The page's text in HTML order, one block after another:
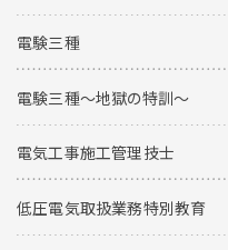
電験三種
電験三種〜地獄の特訓〜
電気工事施工管理技士
低圧電気取扱業務特別教育